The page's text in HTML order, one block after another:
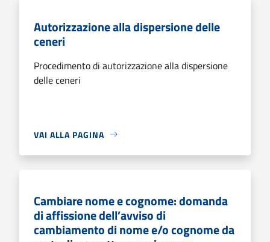
Autorizzazione alla dispersione delle
ceneri
Procedimento di autorizzazione alla dispersione
delle ceneri
VAI ALLA PAGINA
Cambiare nome e cognome: domanda
di affissione dell’avviso di
cambiamento di nome e/o cognome da